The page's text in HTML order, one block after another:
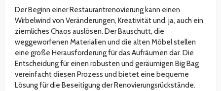
Der Beginn einer Restaurantrenovierung kann einen
Wirbelwind von Veränderungen, Kreativität und, ja, auch ein
ziemliches Chaos auslösen. Der Bauschutt, die
weggeworfenen Materialien und die alten Möbel stellen
eine große Herausforderung für das Aufräumen dar. Die
Entscheidung für einen robusten und geräumigen Big Bag
vereinfacht diesen Prozess und bietet eine bequeme
Lösung für die Beseitigung der Renovierungsrückstände.